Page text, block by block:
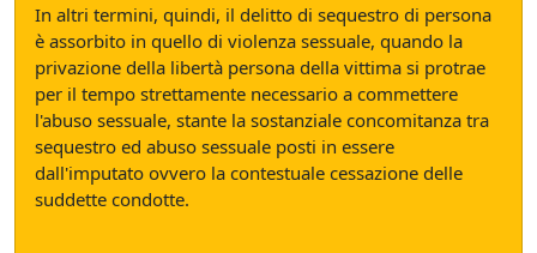
In altri termini, quindi, il delitto di sequestro di persona
è assorbito in quello di violenza sessuale, quando la
privazione della libertà persona della vittima si protrae
per il tempo strettamente necessario a commettere
l'abuso sessuale, stante la sostanziale concomitanza tra
sequestro ed abuso sessuale posti in essere
dall'imputato ovvero la contestuale cessazione delle
suddette condotte.